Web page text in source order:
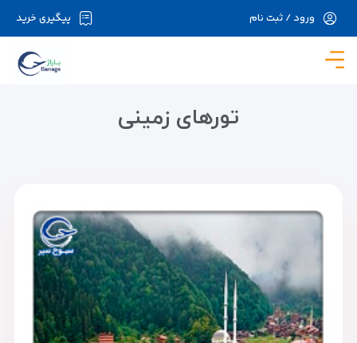
در حال حاضر ارتباط با سرور قطع می باشد لطفا
پیگیری خرید ورود / ثبت نام
تورهای زمینی